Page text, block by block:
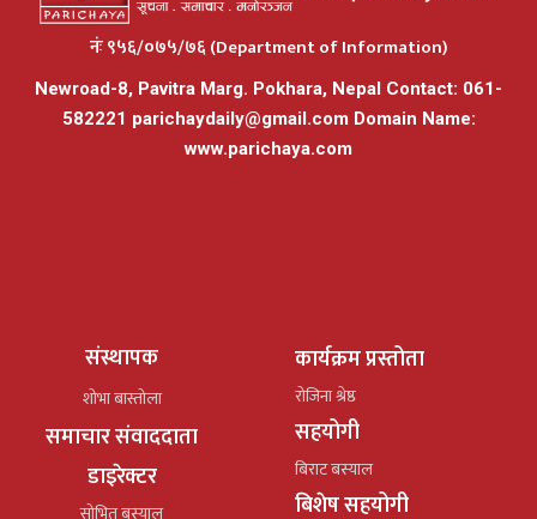
नंः ९५६/०७५/७६ (Department of Information)
Newroad-8, Pavitra Marg. Pokhara, Nepal Contact: 061-
582221 parichaydaily@gmail.comDomain Name:
www.parichaya.com
संस्थापक
शोभा बास्तोला
समाचार संवाददाता
डाइरेक्टर
कार्यक्रम प्रस्तोता
रोजिना श्रेष्ठ
सहयोगी
बिराट बस्याल
बिशेष सहयोगी